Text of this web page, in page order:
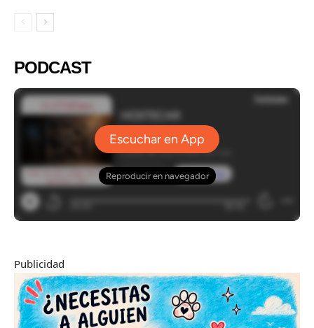
PODCAST
Publicidad